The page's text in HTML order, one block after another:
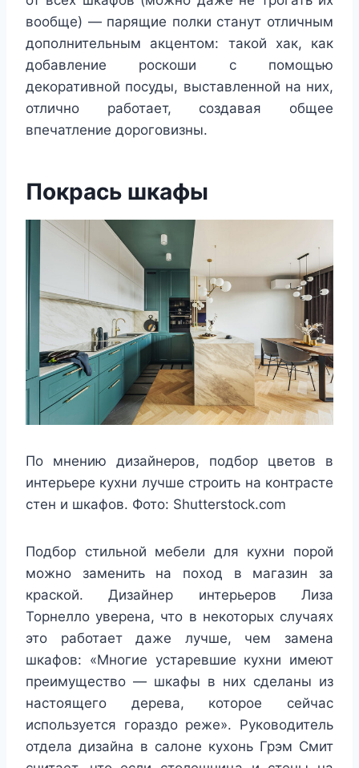
вообще) — парящие полки станут отличным
дополнительным акцентом: такой хак, как
добавление роскоши с помощью
декоративной посуды, выставленной на них,
отлично работает, создавая общее
впечатление дороговизны.
Покрась шкафы
По мнению дизайнеров, подбор цветов в
интерьере кухни лучше строить на контрасте
стен и шкафов. Фото: Shutterstock.com
Подбор стильной мебели для кухни порой
можно заменить на поход в магазин за
краской. Дизайнер интерьеров Лиза
Торнелло уверена, что в некоторых случаях
это работает даже лучше, чем замена
шкафов: «Многие устаревшие кухни имеют
преимущество — шкафы в них сделаны из
настоящего дерева, которое сейчас
используется гораздо реже». Руководитель
отдела дизайна в салоне кухонь Грэм Смит